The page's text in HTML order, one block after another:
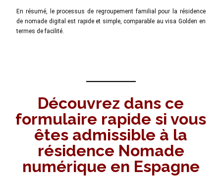
En résumé, le processus de regroupement familial pour la résidence
de nomade digital est rapide et simple, comparable au visa Golden en
termes de facilité.
Découvrez dans ce
formulaire rapide si vous
êtes admissible à la
résidence Nomade
numérique en Espagne